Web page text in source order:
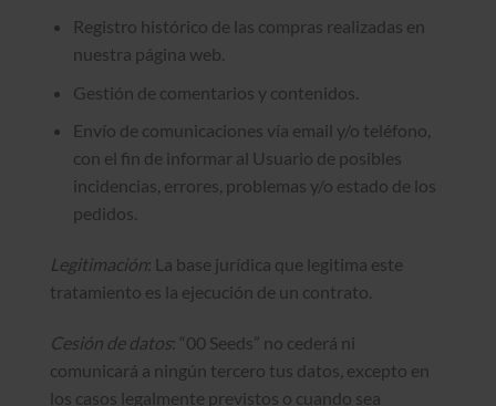
Registro histórico de las compras realizadas en
nuestra página web.
Gestión de comentarios y contenidos.
Envío de comunicaciones vía email y/o teléfono,
con el fin de informar al Usuario de posibles
incidencias, errores, problemas y/o estado de los
pedidos.
Legitimación: La base jurídica que legitima este
tratamiento es la ejecución de un contrato.
Cesión de datos: “00 Seeds” no cederá ni
comunicará a ningún tercero tus datos, excepto en
los casos legalmente previstos o cuando sea